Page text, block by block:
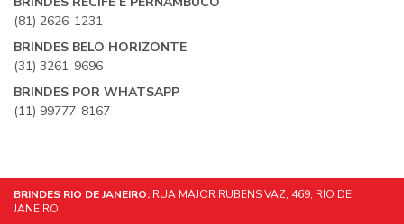
(81) 2626-1231
BRINDES BELO HORIZONTE
(31) 3261-9696
BRINDES POR WHATSAPP
(11) 99777-8167
BRINDES RIO DE JANEIRO: RUA MAJOR RUBENS VAZ, 469, RIO DE
JANEIRO